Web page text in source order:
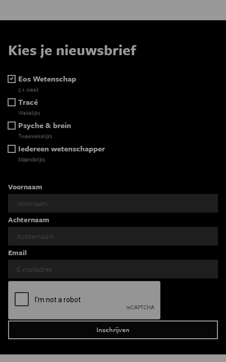
Kies je nieuwsbrief
Eos Wetenschap
2 x week
Tracé
Wekelijks
Psyche & brein
Tweewekelijks
Iedereen wetenschapper
Maandelijks
Voornaam
Achternaam
Email